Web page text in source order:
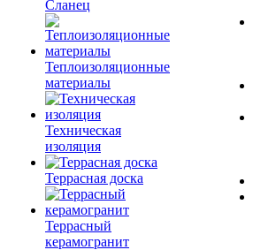
Сланец
Теплоизоляционные
материалы
Техническая
изоляция
Террасная доска
Террасный
керамогранит